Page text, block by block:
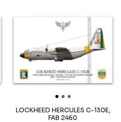
LOCKHEED HERCULES C-130E,
FAB 2460